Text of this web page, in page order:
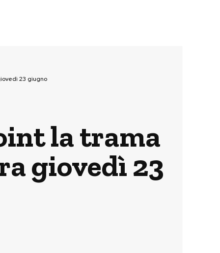
23 giugno
la trama
giovedì 23